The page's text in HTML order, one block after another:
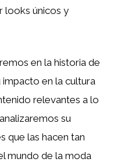
looks únicos y
en la historia de
impacto en la cultura
relevantes a lo
su
que las hacen tan
mundo de la moda